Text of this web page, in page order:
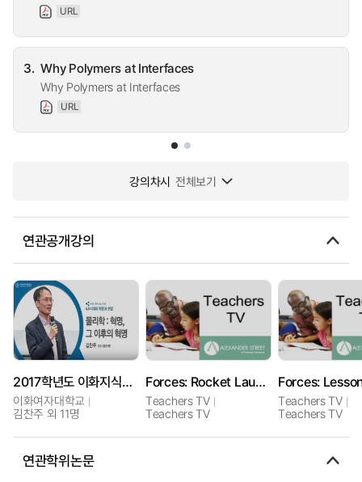
URL
3. Why Polymers at Interfaces
Why Polymers at Interfaces
URL
강의차시 전체보기
연관공개강의
2017학년도 이화지식나눔특강
이화여자대학교
김찬주 외 11명
Forces: Rocket Launch
Teachers TV
Teachers TV
Teachers TV
Teachers TV
연관학위논문